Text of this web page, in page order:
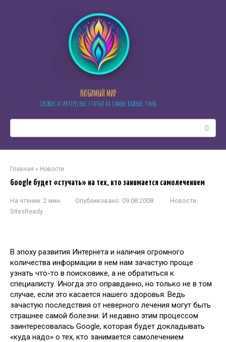
ЛЮБИМЫЙ МИР
Свежие и интересные статьи на самые важные темы
Главная » Новости
Google будет «стучать» на тех, кто занимается самолечением
На чтение: 2 мин Опубликовано: 09.08.2008
Новости
SitesReady
В эпоху развития Интернета и наличия огромного
количества информации в нем нам зачастую проще
узнать что-то в поисковике, а не обратиться к
специалисту. Иногда это оправданно, но только не в том
случае, если это касается нашего здоровья. Ведь
зачастую последствия от неверного лечения могут быть
страшнее самой болезни. И недавно этим процессом
заинтересовалась Google, которая будет докладывать
«куда надо» о тех, кто занимается самолечением